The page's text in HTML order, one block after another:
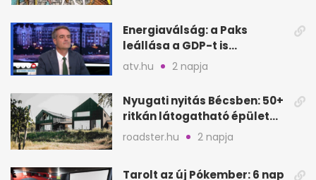
Energiaválság: a Paks
leállása a GDP-t is
megütheti, int az
atv.hu 2 napja
Nyugati nyitás Bécsben: 50+
ritkán látogatható épület
nyílik meg
roadster.hu 2 napja
Tarolt az új Pókember: 6 nap